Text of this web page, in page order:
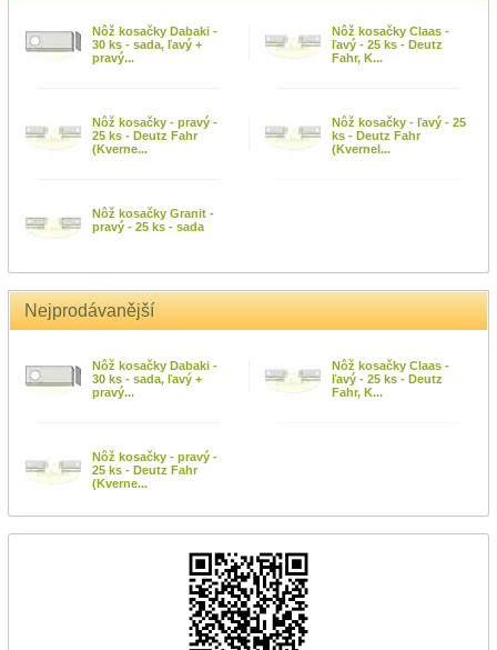
Nôž kosačky Dabaki -
30 ks - sada, ľavý +
pravý...
Nôž kosačky Claas -
ľavý - 25 ks - Deutz
Fahr, K...
Nôž kosačky - pravý -
25 ks - Deutz Fahr
(Kverne...
Nôž kosačky - ľavý - 25
ks - Deutz Fahr
(Kvernel...
Nôž kosačky Granit -
pravý - 25 ks - sada
Nejprodávanější
Nôž kosačky Dabaki -
30 ks - sada, ľavý +
pravý...
Nôž kosačky Claas -
ľavý - 25 ks - Deutz
Fahr, K...
Nôž kosačky - pravý -
25 ks - Deutz Fahr
(Kverne...